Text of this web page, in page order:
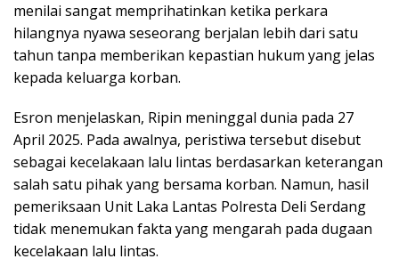
menilai sangat memprihatinkan ketika perkara
hilangnya nyawa seseorang berjalan lebih dari satu
tahun tanpa memberikan kepastian hukum yang jelas
kepada keluarga korban.
Esron menjelaskan, Ripin meninggal dunia pada 27
April 2025. Pada awalnya, peristiwa tersebut disebut
sebagai kecelakaan lalu lintas berdasarkan keterangan
salah satu pihak yang bersama korban. Namun, hasil
pemeriksaan Unit Laka Lantas Polresta Deli Serdang
tidak menemukan fakta yang mengarah pada dugaan
kecelakaan lalu lintas.